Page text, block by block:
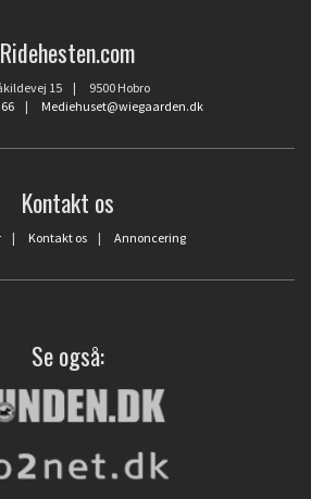
Ridehesten.com
15 | 9500 Hobro
| Mediehuset@wiegaarden.dk
Kontakt os
| Kontakt os | Annoncering
Se også: